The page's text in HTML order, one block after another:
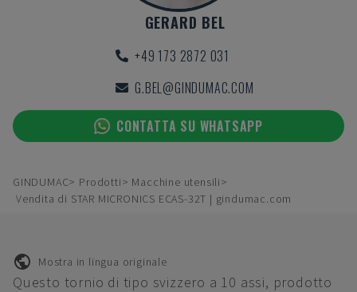
GERARD BEL
+49 173 2872 031
G.BEL@GINDUMAC.COM
CONTATTA SU WHATSAPP
GINDUMAC Prodotti
Macchine utensili
Vendita di STAR MICRONICS ECAS-32T | gindumac.com
Mostra in lingua originale
Questo tornio di tipo svizzero a 10 assi, prodotto